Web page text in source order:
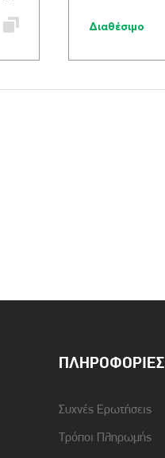
Διαθέσιμο
ΠΛΗΡΟΦΟΡΊΕΣ
Συχνές Ερωτήσεις
Τρόποι Πληρωμής